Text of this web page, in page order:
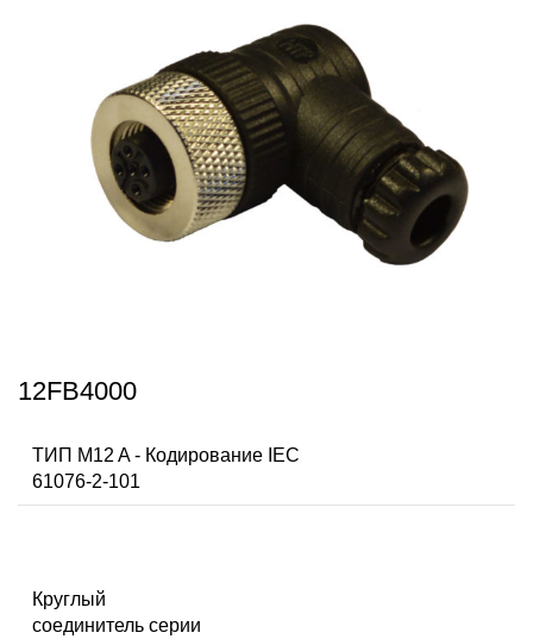
12FB4000
ТИП M12 A - Кодирование IEC
61076-2-101
Круглый
соединитель серии